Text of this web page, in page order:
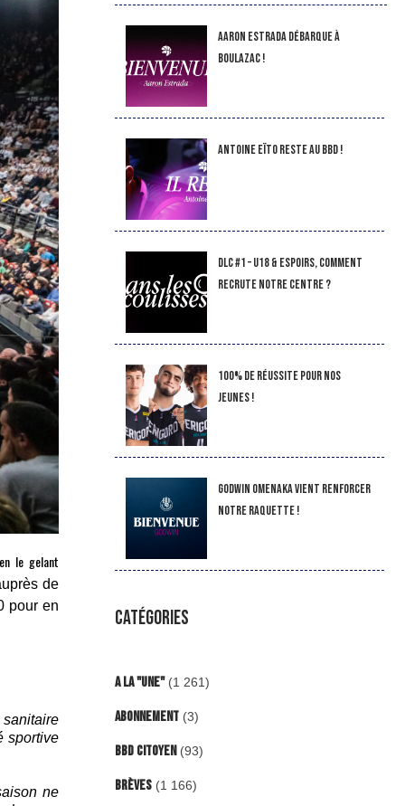
le gelant
de
pour en
sanitaire
sportive
ne
Aaron Estrada débarque à
Boulazac !
Antoine Eïto reste au BBD !
DLC #1 – U18 & Espoirs, comment
recrute notre Centre ?
100% de réussite pour nos
jeunes !
Godwin Omenaka vient renforcer
notre raquette !
CATÉGORIES
A la "Une"(1 261)
Abonnement(3)
BBD Citoyen (93)
Brèves(1 166)